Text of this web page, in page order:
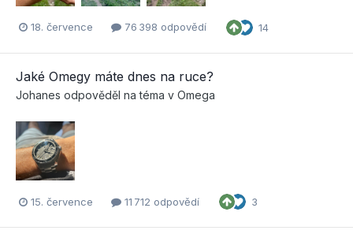
18. července 76 398 odpovědí 14
Jaké Omegy máte dnes na ruce?
Johanes odpověděl na téma v Omega
15. července 11 712 odpovědí 3